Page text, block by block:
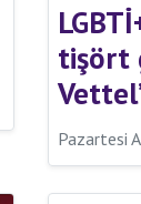
tişört
Pazartesi